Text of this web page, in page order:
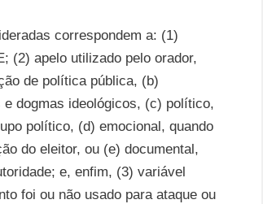
correspondem a: (1)
(2) apelo utilizado pelo orador,
de política pública, (b)
dogmas ideológicos, (c) político,
político, (d) emocional, quando
do eleitor, ou (e) documental,
e, enfim, (3) variável
foi ou não usado para ataque ou